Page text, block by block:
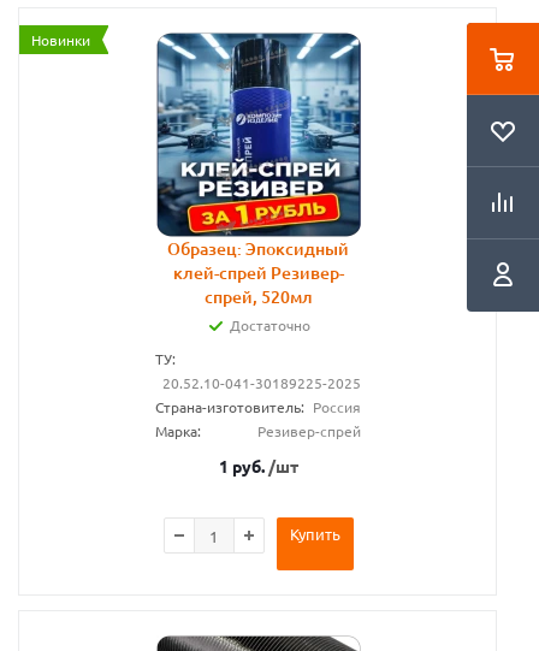
Новинки
Образец: Эпоксидный
клей-спрей Резивер-
спрей, 520мл
Достаточно
ТУ:
20.52.10-041-30189225-2025
Страна-изготовитель: Россия
Марка:
Резивер-спрей
1 руб. /шт
Купить